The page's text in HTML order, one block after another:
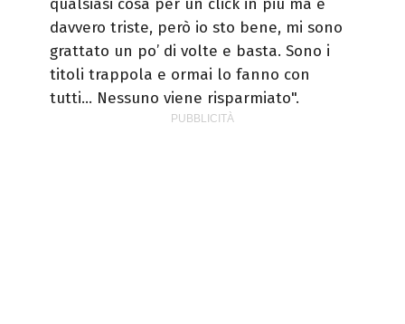
qualsiasi cosa per un click in più ma è
davvero triste, però io sto bene, mi sono
grattato un po’ di volte e basta. Sono i
titoli trappola e ormai lo fanno con
tutti… Nessuno viene risparmiato".